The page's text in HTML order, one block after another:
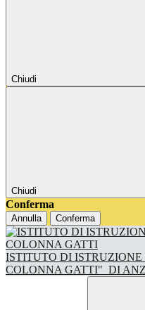
Chiudi
Chiudi
Conferma
Annulla Conferma
ISTITUTO DI ISTRUZIONE
COLONNA GATTI" DI